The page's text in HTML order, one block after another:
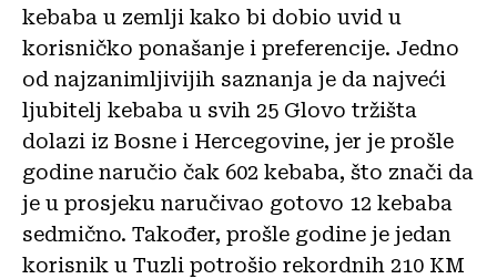
kebaba u zemlji kako bi dobio uvid u
korisničko ponašanje i preferencije. Jedno
od najzanimljivijih saznanja je da najveći
ljubitelj kebaba u svih 25 Glovo tržišta
dolazi iz Bosne i Hercegovine, jer je prošle
godine naručio čak 602 kebaba, što znači da
je u prosjeku naručivao gotovo 12 kebaba
sedmično. Također, prošle godine je jedan
korisnik u Tuzli potrošio rekordnih 210 KM